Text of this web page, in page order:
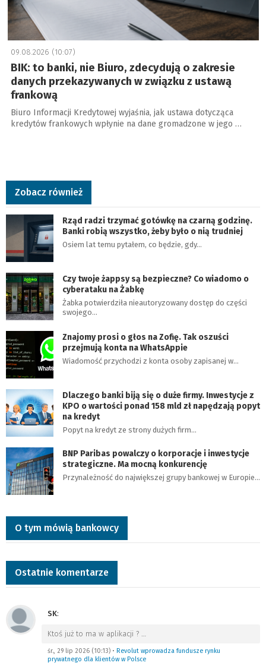
09.08.2026 (10:07)
BIK: to banki, nie Biuro, zdecydują o zakresie
danych przekazywanych w związku z ustawą
frankową
Biuro Informacji Kredytowej wyjaśnia, jak ustawa dotycząca
kredytów frankowych wpłynie na dane gromadzone w jego …
Zobacz również
Rząd radzi trzymać gotówkę na czarną godzinę.
Banki robią wszystko, żeby było o nią trudniej
Osiem lat temu pytałem, co będzie, gdy…
Czy twoje żappsy są bezpieczne? Co wiadomo o
cyberataku na Żabkę
Żabka potwierdziła nieautoryzowany dostęp do części
swojego…
Znajomy prosi o głos na Zofię. Tak oszuści
przejmują konta na WhatsAppie
Wiadomość przychodzi z konta osoby zapisanej w…
Dlaczego banki biją się o duże firmy. Inwestycje z
KPO o wartości ponad 158 mld zł napędzają popyt
na kredyt
Popyt na kredyt ze strony dużych firm…
BNP Paribas powalczy o korporacje i inwestycje
strategiczne. Ma mocną konkurencję
Przynależność do największej grupy bankowej w Europie…
O tym mówią bankowcy
Ostatnie komentarze
SK:
Ktoś już to ma w aplikacji ? …
śr., 29 lip 2026 (10:13) • Revolut wprowadza fundusze rynku
prywatnego dla klientów w Polsce